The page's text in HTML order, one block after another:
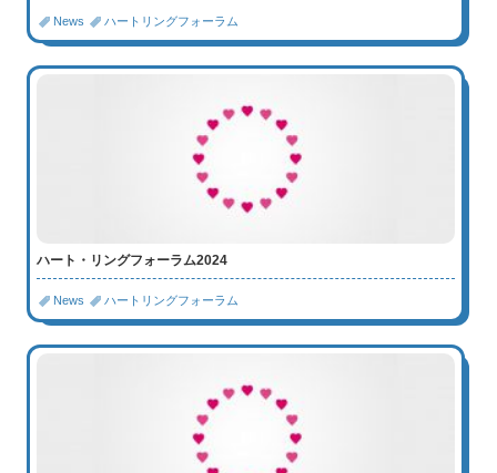
News ハートリングフォーラム
ハート・リングフォーラム2024
News ハートリングフォーラム